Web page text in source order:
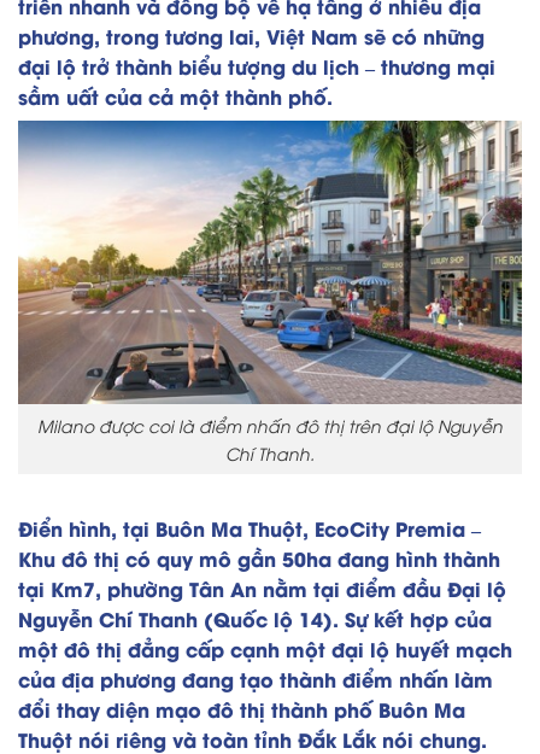
triển nhanh và đồng bộ về hạ tầng ở nhiều địa
phương, trong tương lai, Việt Nam sẽ có những
đại lộ trở thành biểu tượng du lịch – thương mại
sầm uất của cả một thành phố.
Milano được coi là điểm nhấn đô thị trên đại lộ Nguyễn
Chí Thanh.
Điển hình, tại Buôn Ma Thuột, EcoCity Premia –
Khu đô thị có quy mô gần 50ha đang hình thành
tại Km7, phường Tân An nằm tại điểm đầu Đại lộ
Nguyễn Chí Thanh (Quốc lộ 14). Sự kết hợp của
một đô thị đẳng cấp cạnh một đại lộ huyết mạch
của địa phương đang tạo thành điểm nhấn làm
đổi thay diện mạo đô thị thành phố Buôn Ma
Thuột nói riêng và toàn tỉnh Đắk Lắk nói chung.